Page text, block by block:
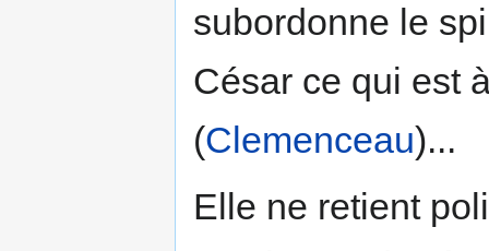
subordonne le
César ce qui est
(Clemenceau)...
Elle ne retient